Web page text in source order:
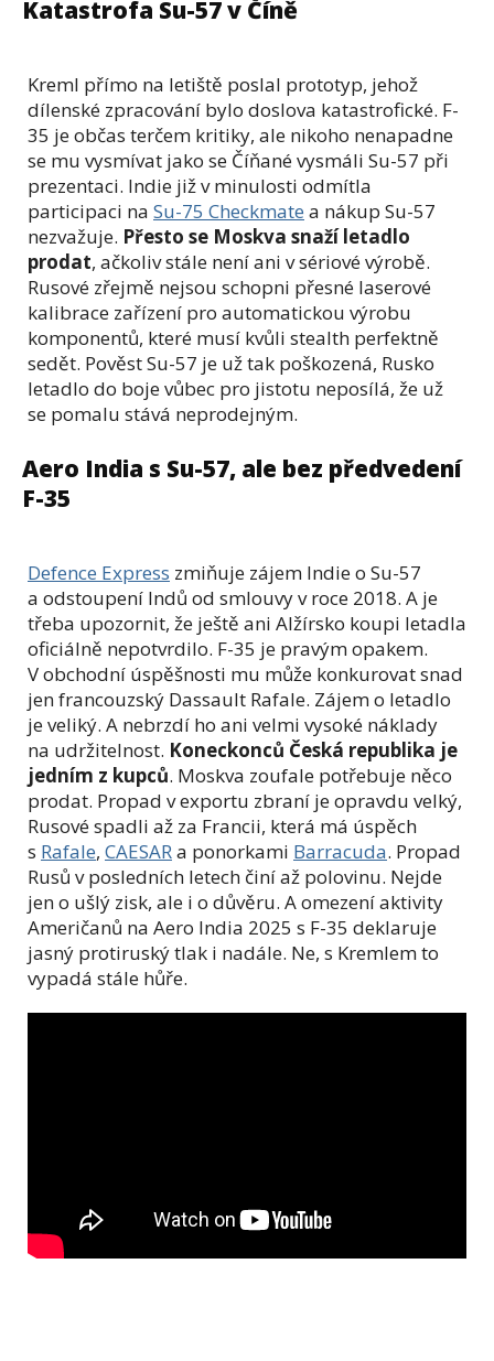
Katastrofa Su-57 v Číně
Kreml přímo na letiště poslal prototyp, jehož
dílenské zpracování bylo doslova katastrofické. F-
35 je občas terčem kritiky, ale nikoho nenapadne
se mu vysmívat jako se Číňané vysmáli Su-57 při
prezentaci. Indie již v minulosti odmítla
participaci na Su-75 Checkmate a nákup Su-57
nezvažuje. Přesto se Moskva snaží letadlo
prodat, ačkoliv stále není ani v sériové výrobě.
Rusové zřejmě nejsou schopni přesné laserové
kalibrace zařízení pro automatickou výrobu
komponentů, které musí kvůli stealth perfektně
sedět. Pověst Su-57 je už tak poškozená, Rusko
letadlo do boje vůbec pro jistotu neposílá, že už
se pomalu stává neprodejným.
Aero India s Su-57, ale bez předvedení
F-35
Defence Express zmiňuje zájem Indie o Su-57
a odstoupení Indů od smlouvy v roce 2018. A je
třeba upozornit, že ještě ani Alžírsko koupi letadla
oficiálně nepotvrdilo. F-35 je pravým opakem.
V obchodní úspěšnosti mu může konkurovat snad
jen francouzský Dassault Rafale. Zájem o letadlo
je veliký. A nebrzdí ho ani velmi vysoké náklady
na udržitelnost. Koneckonců Česká republika je
jedním z kupců. Moskva zoufale potřebuje něco
prodat. Propad v exportu zbraní je opravdu velký,
Rusové spadli až za Francii, která má úspěch
s Rafale, CAESARa ponorkami Barracuda. Propad
Rusů v posledních letech činí až polovinu. Nejde
jen o ušlý zisk, ale i o důvěru. A omezení aktivity
Američanů na Aero India 2025 s F-35 deklaruje
jasný protiruský tlak i nadále. Ne, s Kremlem to
vypadá stále hůře.